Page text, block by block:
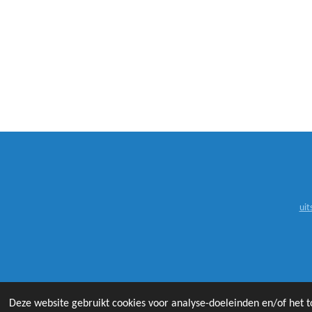
Deze website gebruikt cookies voor analyse-doeleinden en/of